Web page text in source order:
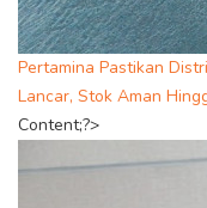
Pertamina Pastikan
Lancar, Stok Aman
Content;?>